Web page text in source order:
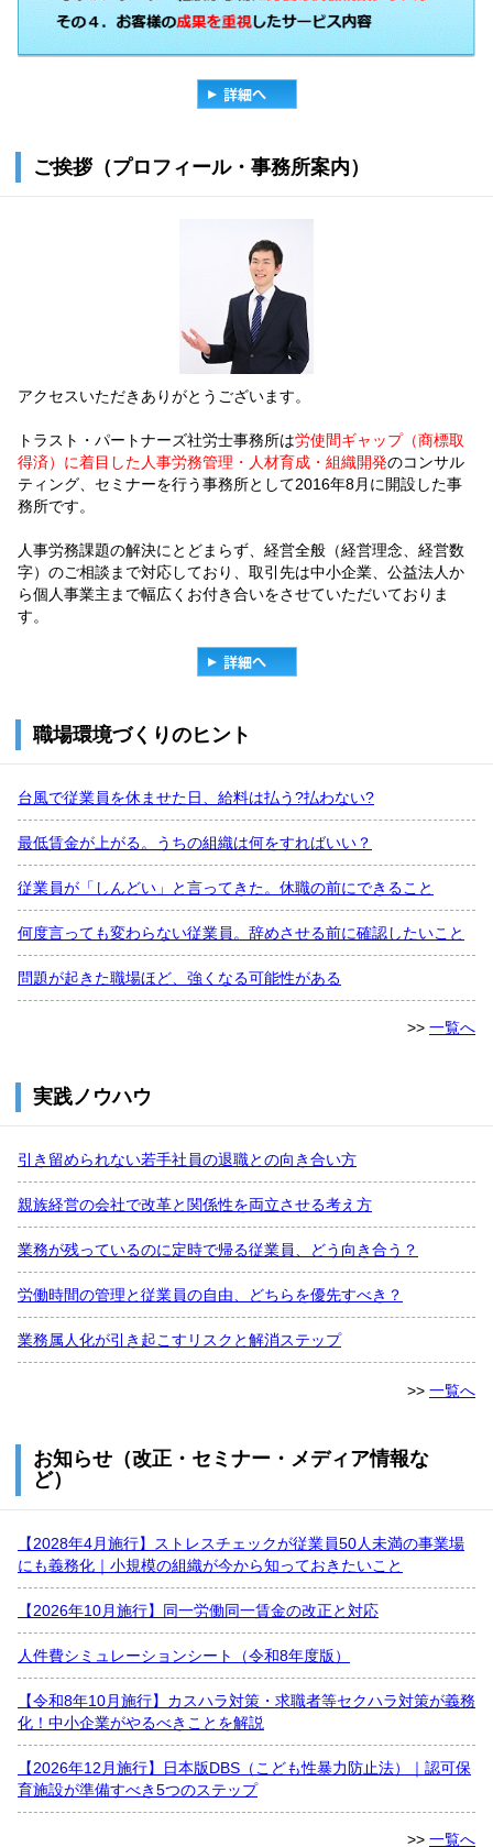
ご挨拶（プロフィール・事務所案内）
アクセスいただきありがとうございます。
トラスト・パートナーズ社労士事務所は労使間ギャップ（商標取
得済）に着目した人事労務管理・人材育成・組織開発のコンサル
ティング、セミナーを行う事務所として2016年8月に開設した事
務所です。
人事労務課題の解決にとどまらず、経営全般（経営理念、経営数
字）のご相談まで対応しており、取引先は中小企業、公益法人か
ら個人事業主まで幅広くお付き合いをさせていただいておりま
す。
職場環境づくりのヒント
台風で従業員を休ませた日、給料は払う?払わない?
最低賃金が上がる。うちの組織は何をすればいい？
従業員が「しんどい」と言ってきた。休職の前にできること
何度言っても変わらない従業員。辞めさせる前に確認したいこと
問題が起きた職場ほど、強くなる可能性がある
>> 一覧へ
実践ノウハウ
引き留められない若手社員の退職との向き合い方
親族経営の会社で改革と関係性を両立させる考え方
業務が残っているのに定時で帰る従業員、どう向き合う？
労働時間の管理と従業員の自由、どちらを優先すべき？
業務属人化が引き起こすリスクと解消ステップ
>> 一覧へ
お知らせ（改正・セミナー・メディア情報な
ど）
【2028年4月施行】ストレスチェックが従業員50人未満の事業場
にも義務化｜小規模の組織が今から知っておきたいこと
【2026年10月施行】同一労働同一賃金の改正と対応
人件費シミュレーションシート（令和8年度版）
【令和8年10月施行】カスハラ対策・求職者等セクハラ対策が義務
化！中小企業がやるべきことを解説
【2026年12月施行】日本版DBS（こども性暴力防止法）｜認可保
育施設が準備すべき5つのステップ
>> 一覧へ